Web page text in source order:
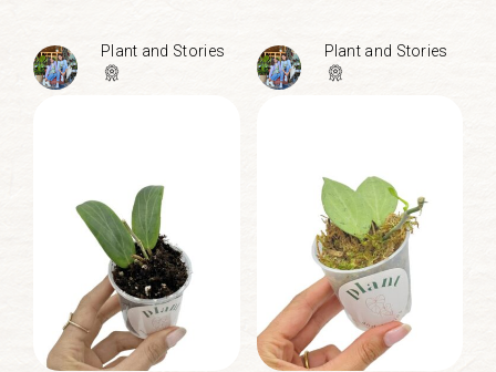
Plant and Stories Plant and Stories